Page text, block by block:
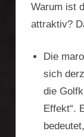
Warum ist
attraktiv?
Die
sich
die
Effekt“.